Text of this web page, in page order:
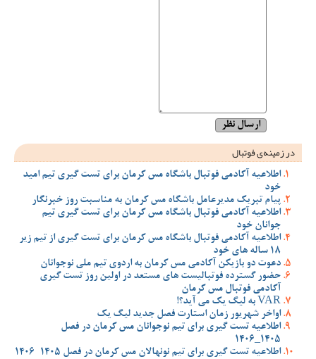
در زمینه‌ی فوتبال
اطلاعیه آکادمی فوتبال باشگاه مس کرمان برای تست گیری تیم امید
خود
پیام تبریک مدیرعامل باشگاه مس کرمان به مناسبت روز خبرنگار
اطلاعیه آکادمی فوتبال باشگاه مس کرمان برای تست گیری تیم
جوانان خود
اطلاعیه آکادمی فوتبال باشگاه مس کرمان برای تست گیری از تیم زیر
18 ساله های خود
دعوت دو بازیکن آکادمی مس کرمان به اردوی تیم ملی نوجوانان
حضور گسترده فوتبالیست های مستعد در اولین روز تست گیری
آکادمی فوتبال مس کرمان
VAR به لیگ یک می آید؟!
اواخر شهریور زمان استارت فصل جدید لیگ یک
اطلاعیه تست گیری برای تیم نوجوانان مس کرمان در فصل
1405_1406
اطلاعیه تست گیری برای تیم نونهالان مس کرمان در فصل 1405-1406